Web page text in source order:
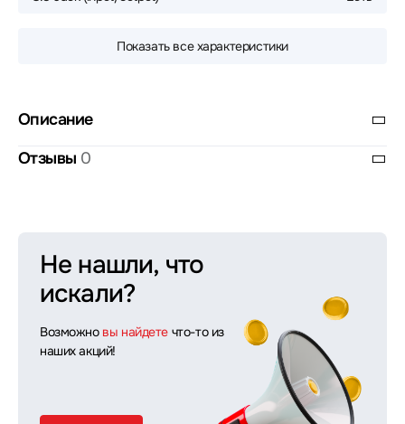
Показать все характеристики
Описание
Отзывы 0
Не нашли, что
искали?
Возможно вы найдете что-то из
наших акций!